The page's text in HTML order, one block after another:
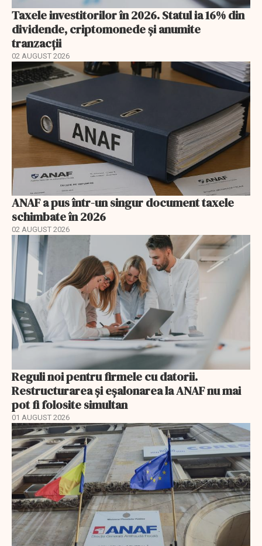
Taxele investitorilor în 2026. Statul ia 16% din
dividende, criptomonede și anumite
tranzacții
02 AUGUST 2026
ANAF a pus într-un singur document taxele
schimbate în 2026
02 AUGUST 2026
Reguli noi pentru firmele cu datorii.
Restructurarea și eșalonarea la ANAF nu mai
pot fi folosite simultan
01 AUGUST 2026